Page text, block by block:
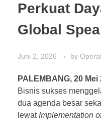
Perkuat
Global
Juni 2, 2026 by
PALEMBANG, 20 Mei
Bisnis sukses
dua agenda besar
lewat Implementation